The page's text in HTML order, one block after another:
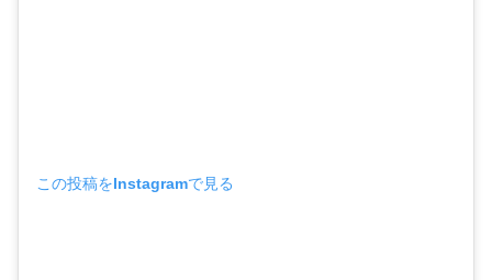
この投稿をInstagramで見る